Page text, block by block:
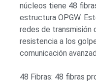
núcleos tiene 48
estructura OPGW.
redes de transmisión
resistencia a los
comunicación
48 Fibras: 48 fibras